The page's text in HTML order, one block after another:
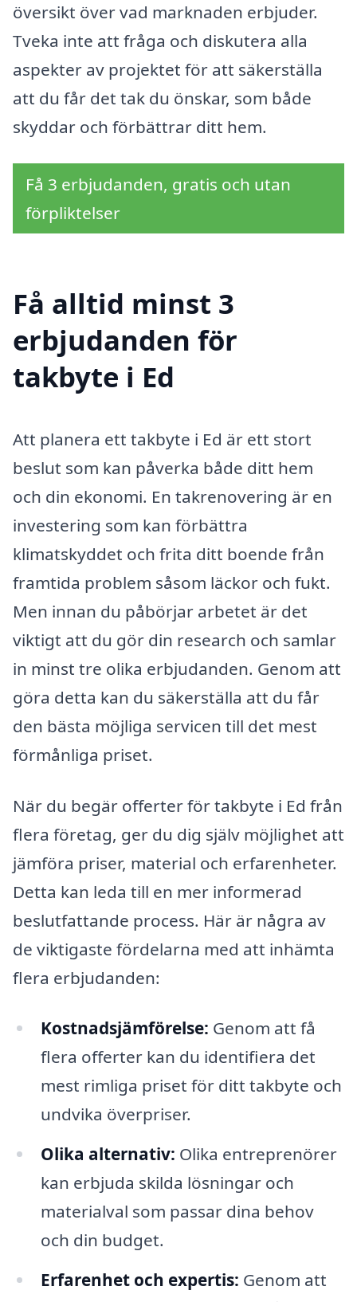
översikt över vad marknaden erbjuder.
Tveka inte att fråga och diskutera alla
aspekter av projektet för att säkerställa
att du får det tak du önskar, som både
skyddar och förbättrar ditt hem.
Få 3 erbjudanden, gratis och utan
förpliktelser
Få alltid minst 3
erbjudanden för
takbyte i Ed
Att planera ett takbyte i Ed är ett stort
beslut som kan påverka både ditt hem
och din ekonomi. En takrenovering är en
investering som kan förbättra
klimatskyddet och frita ditt boende från
framtida problem såsom läckor och fukt.
Men innan du påbörjar arbetet är det
viktigt att du gör din research och samlar
in minst tre olika erbjudanden. Genom att
göra detta kan du säkerställa att du får
den bästa möjliga servicen till det mest
förmånliga priset.
När du begär offerter för takbyte i Ed från
flera företag, ger du dig själv möjlighet att
jämföra priser, material och erfarenheter.
Detta kan leda till en mer informerad
beslutfattande process. Här är några av
de viktigaste fördelarna med att inhämta
flera erbjudanden:
Kostnadsjämförelse: Genom att få
flera offerter kan du identifiera det
mest rimliga priset för ditt takbyte och
undvika överpriser.
Olika alternativ: Olika entreprenörer
kan erbjuda skilda lösningar och
materialval som passar dina behov
och din budget.
Erfarenhet och expertis: Genom att